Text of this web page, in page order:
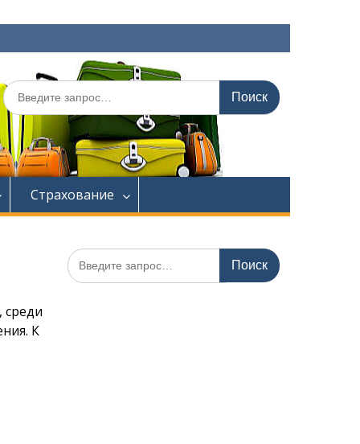
Искать:
Страхование
среди
К
Искать: